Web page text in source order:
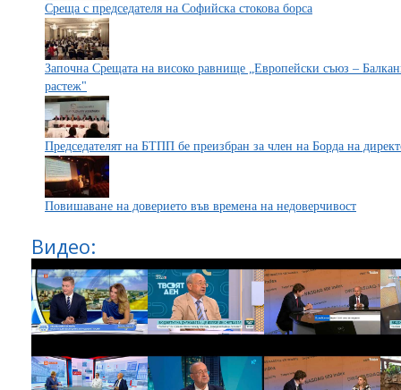
Среща с председателя на Софийска стокова борса
Започна Срещата на високо равнище „Европейски съюз –
растеж"
Председателят на БТПП бе преизбран за член на Борда на
Повишаване на доверието във времена на недоверчивост
Видео: